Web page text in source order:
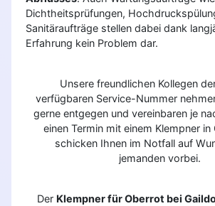
Dichtheitsprüfungen,
Sanitäraufträge stellen dabei dank
Erfahrung kein Problem dar.
Unsere freundlichen Kollegen
verfügbaren Service-Nummer
gerne entgegen und vereinbaren je
einen Termin mit einem Klempner
schicken Ihnen im Notfall auf
jemanden vorbei.
Der Klempner für Oberrot bei